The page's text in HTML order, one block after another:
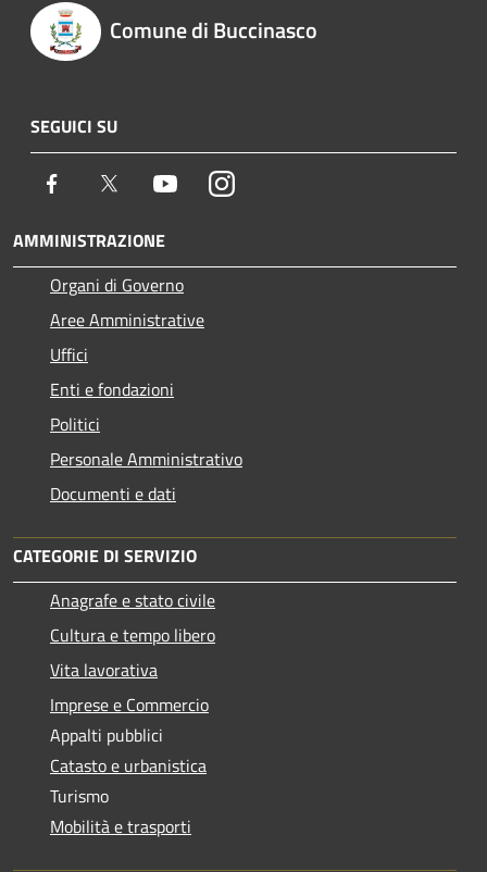
Comune di Buccinasco
SEGUICI SU
Facebook Twitter YoutubeInstagram
AMMINISTRAZIONE
Organi di Governo
Aree Amministrative
Uffici
Enti e fondazioni
Politici
Personale Amministrativo
Documenti e dati
CATEGORIE DI SERVIZIO
Anagrafe e stato civile
Cultura e tempo libero
Vita lavorativa
Imprese e Commercio
Appalti pubblici
Catasto e urbanistica
Turismo
Mobilità e trasporti